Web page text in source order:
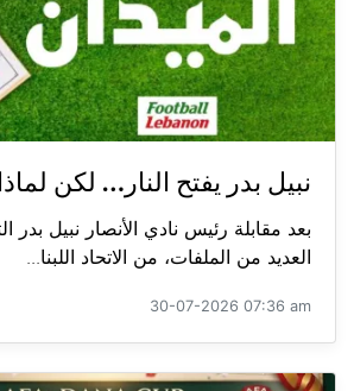
نبيل بدر يفتح النار… لكن
بعد مقابلة رئيس نادي الأنصار نبيل بدر
العديد من الملفات، من الاتحاد اللبنا...
30-07-2026 07:36 am